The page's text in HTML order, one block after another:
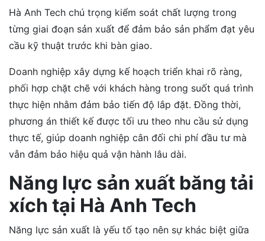
Hà Anh Tech chú trọng kiểm soát chất lượng trong
từng giai đoạn sản xuất để đảm bảo sản phẩm đạt yêu
cầu kỹ thuật trước khi bàn giao.
Doanh nghiệp xây dựng kế hoạch triển khai rõ ràng,
phối hợp chặt chẽ với khách hàng trong suốt quá trình
thực hiện nhằm đảm bảo tiến độ lắp đặt. Đồng thời,
phương án thiết kế được tối ưu theo nhu cầu sử dụng
thực tế, giúp doanh nghiệp cân đối chi phí đầu tư mà
vẫn đảm bảo hiệu quả vận hành lâu dài.
Năng lực sản xuất băng tải
xích tại Hà Anh Tech
Năng lực sản xuất là yếu tố tạo nên sự khác biệt giữa